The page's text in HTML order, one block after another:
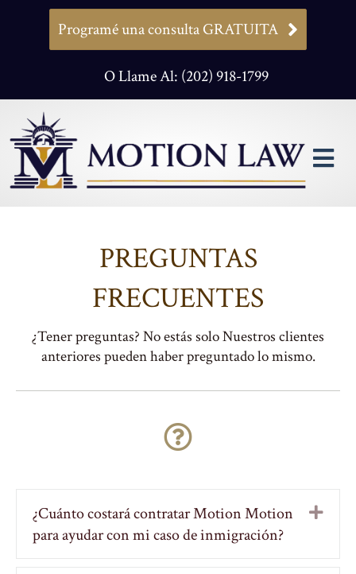
Programé una consulta GRATUITA
O Llame Al: (202) 918-1799
PREGUNTAS
FRECUENTES
¿Tener preguntas? No estás solo Nuestros clientes
anteriores pueden haber preguntado lo mismo.
¿Cuánto costará contratar Motion Motion
para ayudar con mi caso de inmigración?